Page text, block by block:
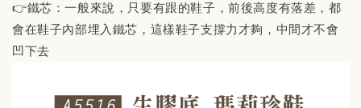
👉鐵芯：一般來說，只要有跟的鞋子，前後高度有落差，都
會在鞋子內部埋入鐵芯，這樣鞋子支撐力才夠，中間才不會
凹下去